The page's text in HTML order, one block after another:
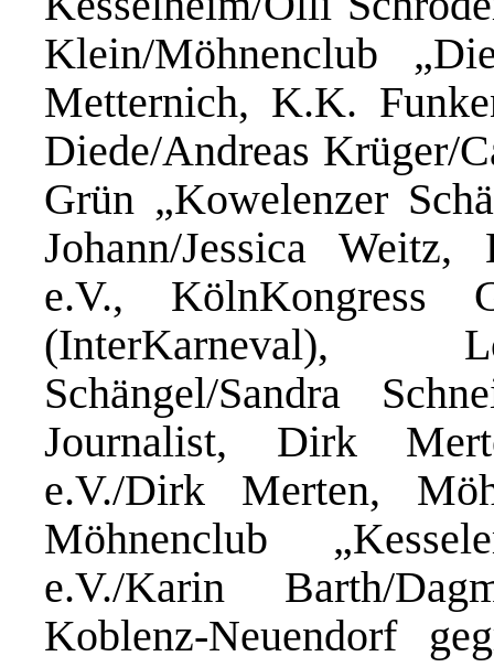
Klein/Möhnenclub
Metternich, K.K.
Diede/Andreas Krüger/
Grün „Kowelenzer
Johann/Jessica
e.V., KölnKongress
(InterKarneval),
Schängel/Sandra
Journalist, Dirk
e.V./Dirk Merten,
Möhnenclub
e.V./Karin Barth/
Koblenz-Neuendorf